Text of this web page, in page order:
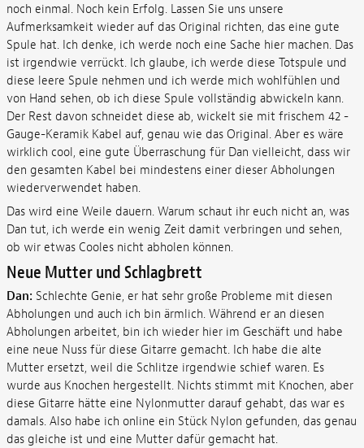
noch einmal. Noch kein Erfolg. Lassen Sie uns unsere
Aufmerksamkeit wieder auf das Original richten, das eine gute
Spule hat. Ich denke, ich werde noch eine Sache hier machen. Das
ist irgendwie verrückt. Ich glaube, ich werde diese Totspule und
diese leere Spule nehmen und ich werde mich wohlfühlen und
von Hand sehen, ob ich diese Spule vollständig abwickeln kann.
Der Rest davon schneidet diese ab, wickelt sie mit frischem 42 -
Gauge-Keramik Kabel auf, genau wie das Original. Aber es wäre
wirklich cool, eine gute Überraschung für Dan vielleicht, dass wir
den gesamten Kabel bei mindestens einer dieser Abholungen
wiederverwendet haben.
Das wird eine Weile dauern. Warum schaut ihr euch nicht an, was
Dan tut, ich werde ein wenig Zeit damit verbringen und sehen,
ob wir etwas Cooles nicht abholen können.
Neue Mutter und Schlagbrett
Dan: Schlechte Genie, er hat sehr große Probleme mit diesen
Abholungen und auch ich bin ärmlich. Während er an diesen
Abholungen arbeitet, bin ich wieder hier im Geschäft und habe
eine neue Nuss für diese Gitarre gemacht. Ich habe die alte
Mutter ersetzt, weil die Schlitze irgendwie schief waren. Es
wurde aus Knochen hergestellt. Nichts stimmt mit Knochen, aber
diese Gitarre hätte eine Nylonmutter darauf gehabt, das war es
damals. Also habe ich online ein Stück Nylon gefunden, das genau
das gleiche ist und eine Mutter dafür gemacht hat.